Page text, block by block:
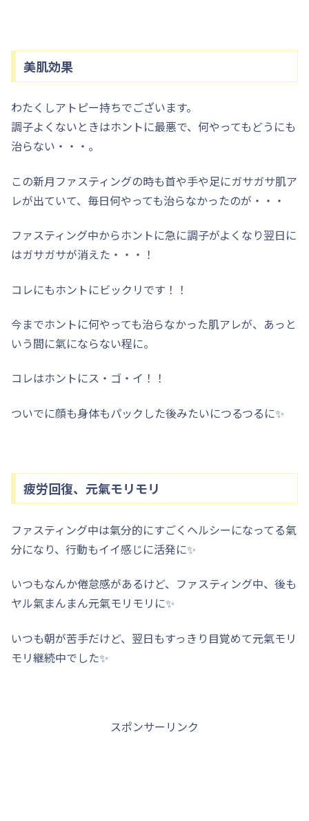
美肌効果
わたくしアトピー持ちでございます。
調子よくないときはホントに最悪で、何やってもどうにも
治らない・・・。
この新月ファスティングの時も首や手や足にガサガサ肌ア
レが出ていて、毎日何やっても治らなかったのが・・・
ファスティング中からホントに急に調子がよくなり翌日に
はガサガサが消えた・・・！
コレにもホントにビックリです！！
今までホントに何やっても治らなかった肌アレが、あっと
いう間に氣にならない程に。
コレはホントにス・ゴ・イ！！
ついでに顔も身体もパックした後みたいにつるつるに✨
疲労回復、元氣モリモリ
ファスティング中は氣分的にすごくヘルシーになってる氣
分になり、行動もイイ感じに活発に✨
いつもなんか倦怠感があるけど、ファスティング中、後も
ヤル氣まんまん元氣モリモリに✨
いつも朝が苦手だけど、翌日もすっきり目覚めて元氣モリ
モリ継続中でした✨
スポンサーリンク